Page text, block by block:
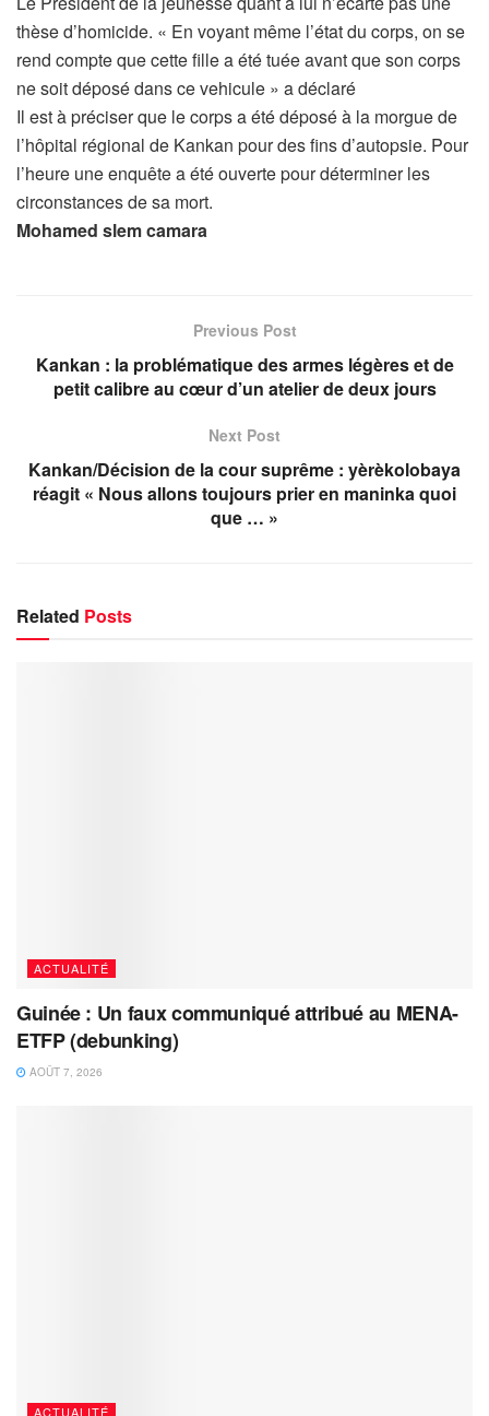
thèse d’homicide. « En voyant même l’état du corps, on se
rend compte que cette fille a été tuée avant que son corps
ne soit déposé dans ce vehicule » a déclaré
Il est à préciser que le corps a été déposé à la morgue de
l’hôpital régional de Kankan pour des fins d’autopsie. Pour
l’heure une enquête a été ouverte pour déterminer les
circonstances de sa mort.
Mohamed slem camara
Previous Post
Kankan : la problématique des armes légères et de
petit calibre au cœur d’un atelier de deux jours
Next Post
Kankan/Décision de la cour suprême : yèrèkolobaya
réagit « Nous allons toujours prier en maninka quoi
que … »
Related Posts
ACTUALITÉ
Guinée : Un faux communiqué attribué au MENA-
ETFP (debunking)
AOÛT 7, 2026
ACTUALITÉ